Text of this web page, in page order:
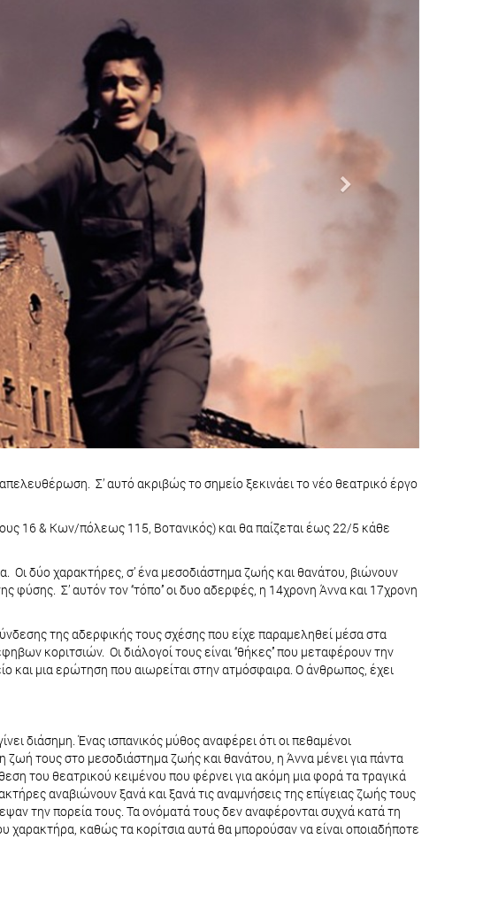
Σ’ αυτό ακριβώς το σημείο ξεκινάει το νέο θεατρικό έργο
16 & Κων/πόλεως 115, Βοτανικός) και θα παίζεται έως 22/5 κάθε
Οι δύο χαρακτήρες, σ’ ένα μεσοδιάστημα ζωής και θανάτου, βιώνουν
Σ’ αυτόν τον ‘‘τόπο’’ οι δυο αδερφές, η 14χρονη Άννα και 17χρονη
της αδερφικής τους σχέσης που είχε παραμεληθεί μέσα στα
κοριτσιών. Οι διάλογοί τους είναι ‘‘θήκες’’ που μεταφέρουν την
και μια ερώτηση που αιωρείται στην ατμόσφαιρα. Ο άνθρωπος, έχει
διάσημη. Ένας ισπανικός μύθος αναφέρει ότι οι πεθαμένοι
τους στο μεσοδιάστημα ζωής και θανάτου, η Άννα μένει για πάντα
του θεατρικού κειμένου που φέρνει για ακόμη μια φορά τα τραγικά
αναβιώνουν ξανά και ξανά τις αναμνήσεις της επίγειας ζωής τους
την πορεία τους. Τα ονόματά τους δεν αναφέρονται συχνά κατά τη
χαρακτήρα, καθώς τα κορίτσια αυτά θα μπορούσαν να είναι οποιαδήποτε